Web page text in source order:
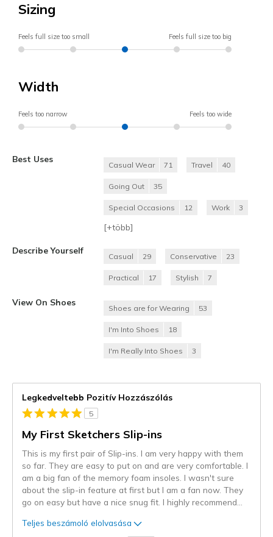
Sizing
Feels full size too small Feels full size too big
Width
Feels too narrow Feels too wide
Best Uses
Casual Wear 71 Travel 40
Going Out 35
Special Occasions 12 Work 3
[+több]
Describe Yourself
Casual 29 Conservative 23
Practical 17 Stylish 7
View On Shoes
Shoes are for Wearing 53
I'm Into Shoes 18
I'm Really Into Shoes 3
Legkedveltebb Pozitív Hozzászólás
5
My First Sketchers Slip-ins
This is my first pair of Slip-ins. I am very happy with them
so far. They are easy to put on and are very comfortable. I
am a big fan of the memory foam insoles. I wasn't sure
about the slip-in feature at first but I am a fan now. They
go on easy but have a nice snug fit. I highly recommend
Teljes beszámoló elolvasása